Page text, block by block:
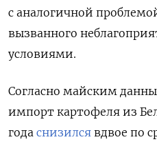
с аналогичной
вызванного
условиями.
Согласно майским
импорт картофеля из
года снизился вдвое по